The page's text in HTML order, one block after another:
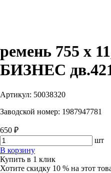
ремень 755 х
БИЗНЕС
Артикул: 50038320
Заводской номер: 1987947781
650 ₽
шт
В корзину
Купить в 1 клик
Хотите скидку 10 % на этот